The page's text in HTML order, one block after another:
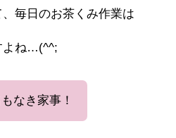
毎日のお茶くみ作業は
よね…(^^;
なき家事！